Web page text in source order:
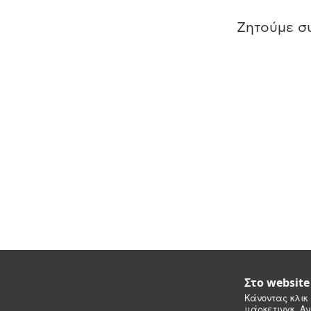
Στο
Κάνοντας κλικ
Ζητούμε